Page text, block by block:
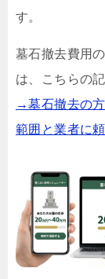
す。
墓石撤去費用
は、こちらの
→墓石撤去の
範囲と業者に